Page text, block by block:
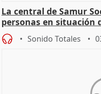
La central de Samur
personas en situación
de Calor
Sonido Totales